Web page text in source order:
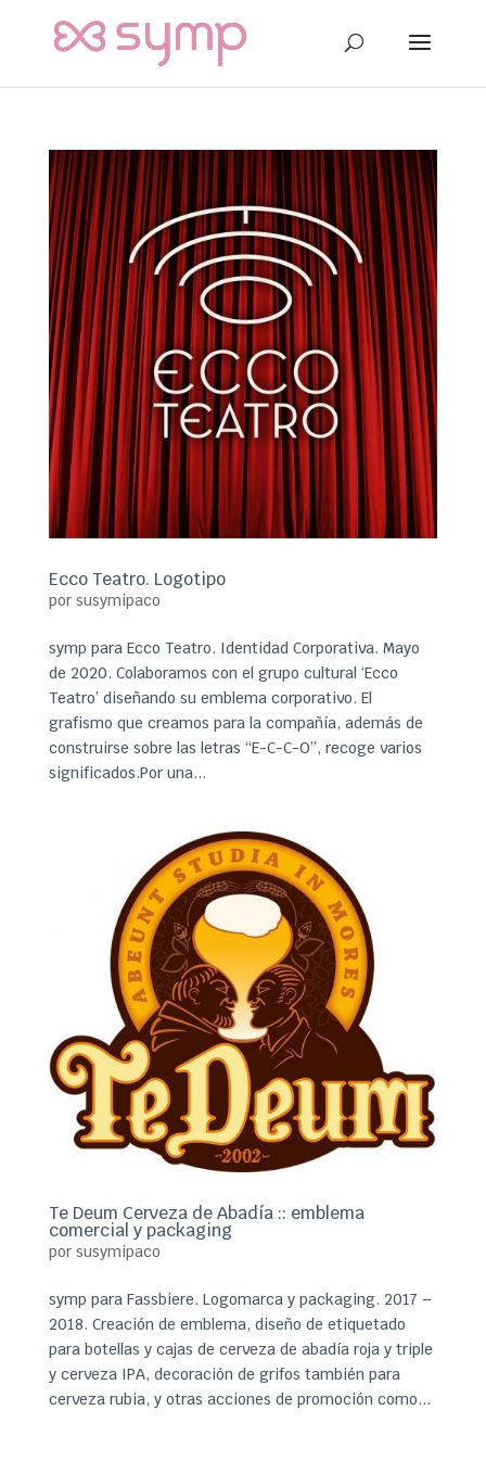
Ecco Teatro. Logotipo
por susymipaco
symp para Ecco Teatro. Identidad Corporativa. Mayo
de 2020. Colaboramos con el grupo cultural ‘Ecco
Teatro’ diseñando su emblema corporativo. El
grafismo que creamos para la compañía, además de
construirse sobre las letras “E-C-C-O”, recoge varios
significados.Por una...
Te Deum Cerveza de Abadía :: emblema
comercial y packaging
por susymipaco
symp para Fassbiere. Logomarca y packaging. 2017 –
2018. Creación de emblema, diseño de etiquetado
para botellas y cajas de cerveza de abadía roja y triple
y cerveza IPA, decoración de grifos también para
cerveza rubia, y otras acciones de promoción como...